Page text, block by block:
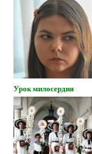
Урок милосердия